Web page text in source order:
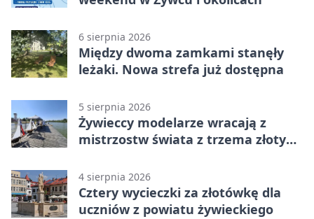
6 sierpnia 2026
Między dwoma zamkami stanęły
leżaki. Nowa strefa już dostępna
5 sierpnia 2026
Żywieccy modelarze wracają z
mistrzostw świata z trzema złotymi
4 sierpnia 2026
Cztery wycieczki za złotówkę dla
uczniów z powiatu żywieckiego